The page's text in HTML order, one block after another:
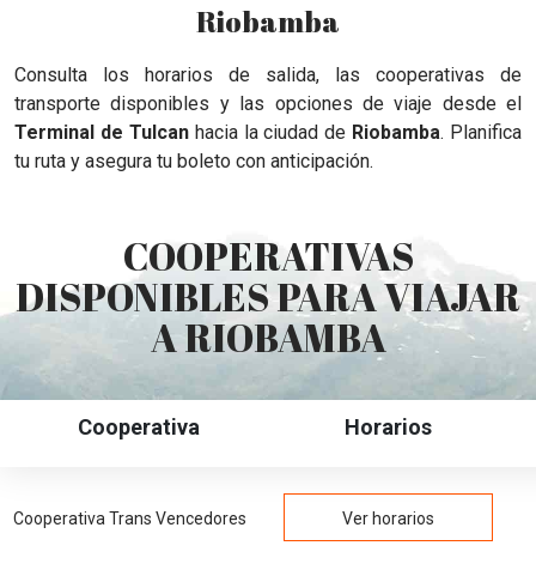
Riobamba
Consulta los horarios de salida, las cooperativas de
transporte disponibles y las opciones de viaje desde el
Terminal de Tulcanhacia la ciudad de Riobamba. Planifica
tu ruta y asegura tu boleto con anticipación.
COOPERATIVAS
DISPONIBLES PARA VIAJAR
A RIOBAMBA
Cooperativa Horarios
Cooperativa Trans Vencedores Ver horarios